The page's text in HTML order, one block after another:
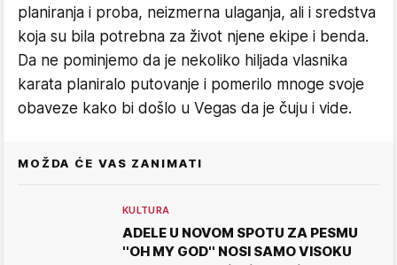
planiranja i proba, neizmerna ulaganja, ali i sredstva
koja su bila potrebna za život njene ekipe i benda.
Da ne pominjemo da je nekoliko hiljada vlasnika
karata planiralo putovanje i pomerilo mnoge svoje
obaveze kako bi došlo u Vegas da je čuju i vide.
MOŽDA ĆE VAS ZANIMATI
KULTURA
ADELE U NOVOM SPOTU ZA PESMU
''OH MY GOD'' NOSI SAMO VISOKU